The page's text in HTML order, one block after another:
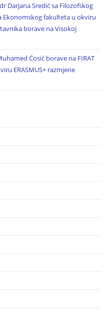
Darjana Sredić sa Filozofskog
Ekonomskog fakulteta u okviru
borave na Visokoj
Ćosić borave na FIRAT
ERASMUS+ razmjene